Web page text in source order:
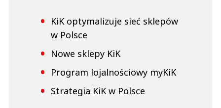
KiK optymalizuje sieć sklepów
w Polsce
Nowe sklepy KiK
Program lojalnościowy myKiK
Strategia KiK w Polsce